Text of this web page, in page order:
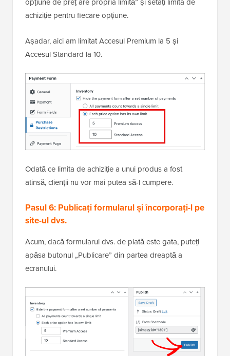
achiziție pentru fiecare opțiune.
Așadar, aici am limitat Accesul Premium la 5 și
Accesul Standard la 10.
Odată ce limita de achiziție a unui produs a fost
atinsă, clienții nu vor mai putea să-l cumpere.
Pasul 6: Publicați formularul și încorporați-l pe
site-ul dvs.
Acum, dacă formularul dvs. de plată este gata, puteți
apăsa butonul „Publicare” din partea dreaptă a
ecranului.